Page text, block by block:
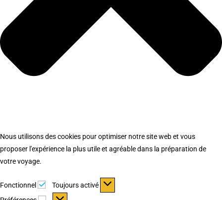
Nous utilisons des cookies pour optimiser notre site web et vous
proposer l'expérience la plus utile et agréable dans la préparation de
votre voyage.
Fonctionnel Fonctionnel
Toujours activé
Préférences